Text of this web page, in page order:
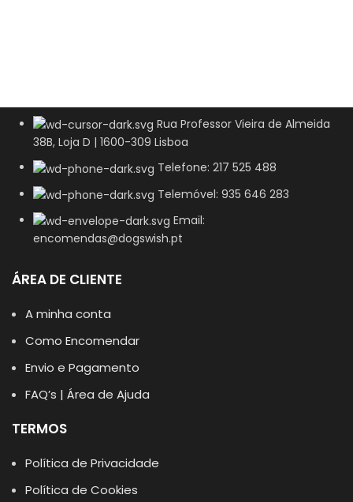
Rua Professor Vieira de Almeida
38B, Loja D | 1600-309 Lisboa
Telefone: 217 525 488
Telemóvel: 935 646 283
Email:
encomendas@dogswish.pt
ÁREA DE CLIENTE
A minha conta
Como Encomendar
Envio e Pagamento
FAQ’s | Área de Ajuda
TERMOS
Política de Privacidade
Política de Cookies